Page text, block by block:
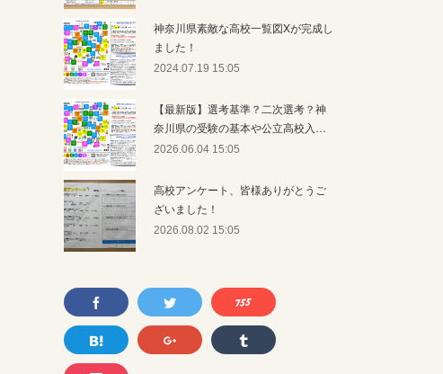
神奈川県素敵な高校一覧図Xが完成し
ました！
2024.07.19 15:05
【最新版】選考基準？二次選考？神
奈川県の受験の基本や公立高校入…
2026.06.04 15:05
高校アンケート、皆様ありがとうご
ざいました！
2026.08.02 15:05